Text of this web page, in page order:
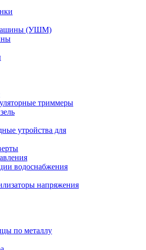
(УШМ)
триммеры
утройства для
водоснабжения
напряжения
по металлу